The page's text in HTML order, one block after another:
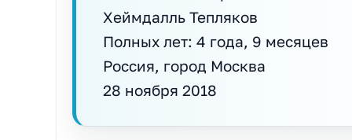
Хеймдалль Тепляков
Полных лет: 4 года, 9 месяцев
Россия, город Москва
28 ноября 2018